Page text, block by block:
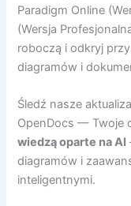
Paradigm Online
(Wersja
roboczą i odkryj
diagramów i
Śledź nasze
OpenDocs — Twoje
wiedzą oparte na AI
diagramów i
inteligentnymi.